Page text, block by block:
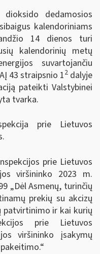
dedamosios
kalendoriniams
14 dienos turi
kalendorinių metų
suvartojančiu
43 straipsnio 12dalyje
pateikti Valstybinei
tvarka.
prie Lietuvos
prie Lietuvos
viršininko 2023 m.
„Dėl Asmenų, turinčių
prekių su akcizų
ir kai kurių
prie Lietuvos
viršininko įsakymų